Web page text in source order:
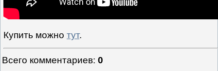
Купить можно тут.
Всего комментариев: 0